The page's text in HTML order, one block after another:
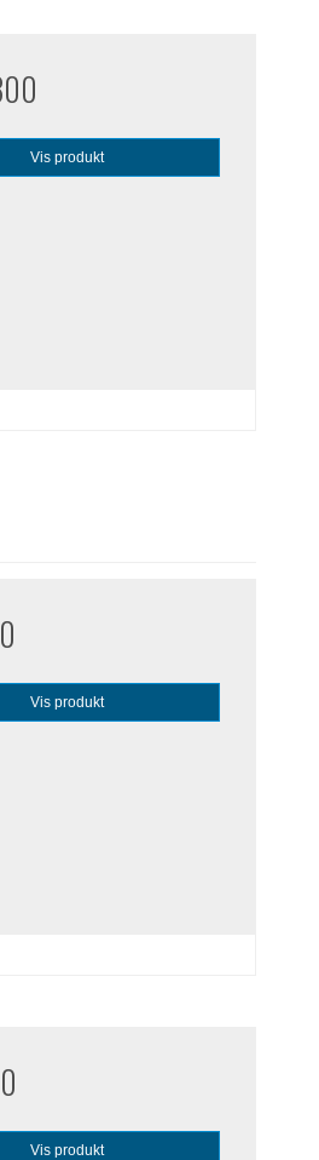
Vis produkt
Vis produkt
Vis produkt